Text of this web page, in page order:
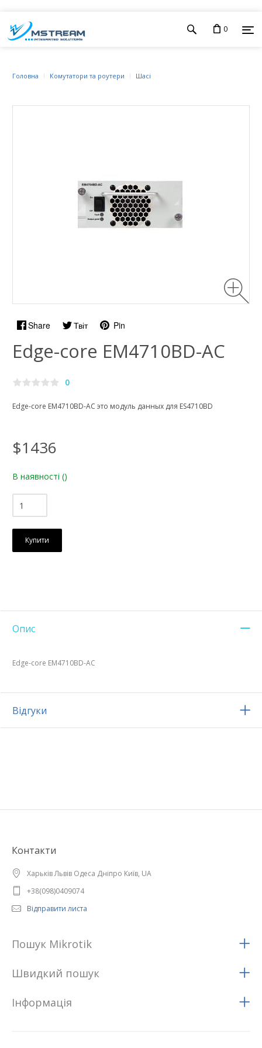
0
Головна Комутатори та роутери Шасі
Share Твіт Pin
Edge-core EM4710BD-AC
0
Edge-core EM4710BD-AC это модуль данных для ES4710BD
$1436
В наявності ()
Купити
Опис
Edge-core EM4710BD-AC
Відгуки
Контакти
Харьків Львів Одеса Дніпро Київ, UA
+38(098)0409074
Відправити листа
Пошук Mikrotik
Швидкий пошук
Iнформацiя